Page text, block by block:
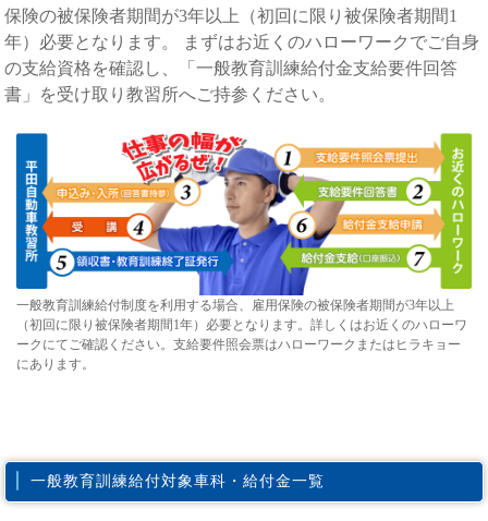
保険の被保険者期間が3年以上（初回に限り被保険者期間1
年）必要となります。 まずはお近くのハローワークでご自身
の支給資格を確認し、「一般教育訓練給付金支給要件回答
書」を受け取り教習所へご持参ください。
一般教育訓練給付制度を利用する場合、雇用保険の被保険者期間が3年以上
（初回に限り被保険者期間1年）必要となります。詳しくはお近くのハローワ
ークにてご確認ください。支給要件照会票はハローワークまたはヒラキョー
にあります。
一般教育訓練給付対象車科・給付金一覧